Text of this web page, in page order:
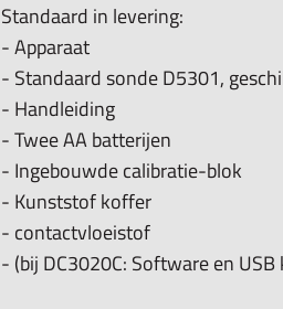
- Transmit-echo methode: 0,65-
- Aflezing:0,01mm voor dikte tot
0,1mm aflezing voor boven
- LCD-scherm toont:
meetmethode, mm of Inch,
- Geluidssnelheid: 1000m/s -
Standaard in levering:
- Apparaat
- Standaard sonde D5301,
- Handleiding
- Twee AA batterijen
- Ingebouwde calibratie-blok
- Kunststof koffer
- contactvloeistof
- (bij DC3020C: Software en USB